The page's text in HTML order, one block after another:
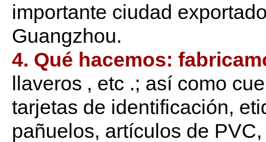
importante ciudad
Guangzhou.
4. Qué hacemos:
llaveros , etc .; así como
tarjetas de identificación,
pañuelos, artículos de